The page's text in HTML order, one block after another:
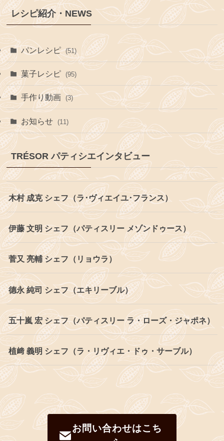
レシピ紹介・NEWS
パンレシピ (51)
菓子レシピ (95)
手作り動画 (3)
お知らせ (11)
TRÉSOR パティシエインタビュー
木村 成克 シェフ（ラ･ヴィエイユ･フランス）
伊藤 文明 シェフ（パティスリー メゾンドゥース）
菅又 亮輔 シェフ（リョウラ）
德永 純司 シェフ（エキリーブル）
五十嵐 宏 シェフ（パティスリー ラ・ローズ・ジャポネ）
植﨑 義明 シェフ（ラ・リヴィエ・ドゥ・サーブル）
お問い合わせはこち